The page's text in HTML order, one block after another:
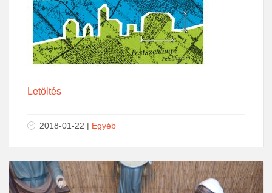
Letöltés
2018-01-22 | Egyéb